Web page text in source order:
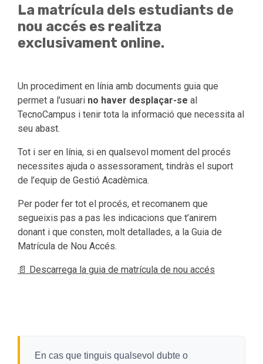
La matrícula dels estudiants de
nou accés es realitza
exclusivament online.
Un procediment en línia amb documents guia que
permet a l’usuari no haver desplaçar-se al
TecnoCampus i tenir tota la informació que necessita al
seu abast.
Tot i ser en línia, si en qualsevol moment del procés
necessites ajuda o assessorament, tindràs el suport
de l’equip de Gestió Acadèmica.
Per poder fer tot el procés, et recomanem que
segueixis pas a pas les indicacions que t’anirem
donant i que consten, molt detallades, a la Guia de
Matrícula de Nou Accés.
📄 Descarrega la guia de matrícula de nou accés
En cas que tinguis qualsevol dubte o